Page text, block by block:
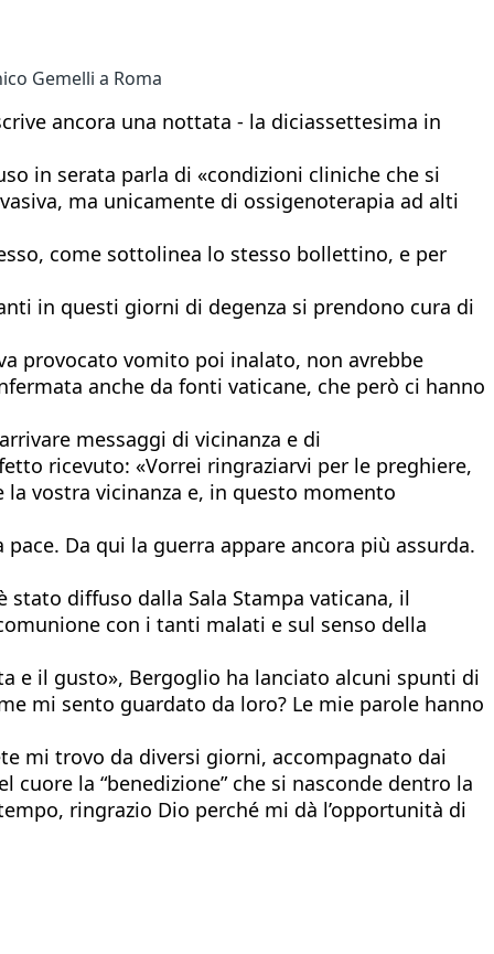
Gemelli a Roma
ancora una nottata - la diciassettesima in
in serata parla di «condizioni cliniche che si
ma unicamente di ossigenoterapia ad alti
come sottolinea lo stesso bollettino, e per
in questi giorni di degenza si prendono cura di
provocato vomito poi inalato, non avrebbe
anche da fonti vaticane, che però ci hanno
messaggi di vicinanza e di
ricevuto: «Vorrei ringraziarvi per le preghiere,
vostra vicinanza e, in questo momento
Da qui la guerra appare ancora più assurda.
diffuso dalla Sala Stampa vaticana, il
con i tanti malati e sul senso della
e il gusto», Bergoglio ha lanciato alcuni spunti di
mi sento guardato da loro? Le mie parole hanno
mi trovo da diversi giorni, accompagnato dai
la “benedizione” che si nasconde dentro la
ringrazio Dio perché mi dà l’opportunità di